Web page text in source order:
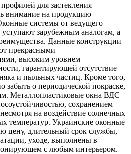
для застекления
внимание на продукцию
системы от ведущего
уступают зарубежным аналогам, а
Данные конструкции
прекрасными
высоким уровнем
гарантирующей отсутствие
и пыльных частиц. Кроме того,
забыть о периодической покраске,
Металлопластиковые окна ВДС
сохранением
на воздействие солнечных
температур. Украинские оконные
цену, длительный срок службы,
уходе, выполнены в
с любым интерьером.